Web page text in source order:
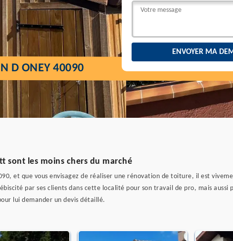
D ONEY 40090
sont les moins chers du marché
et que vous envisagez de réaliser une rénovation de toiture, il est
par ses clients dans cette localité pour son travail de pro, mais aussi
lui demander un devis détaillé.